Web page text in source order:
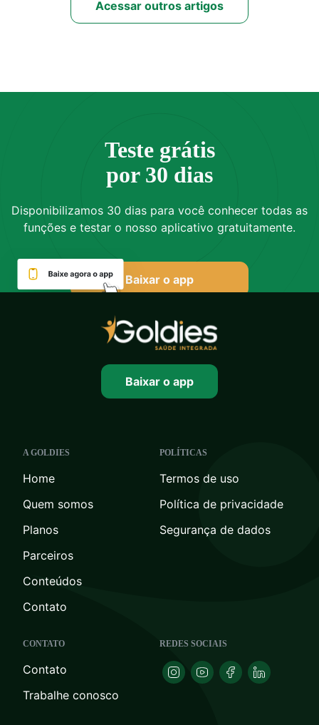
Acessar outros artigos
Teste grátis
por 30 dias
Disponibilizamos 30 dias para você conhecer todas as
funções e testar o nosso aplicativo gratuitamente.
Baixar o app
Baixar o app
A GOLDIES
Home
Quem somos
Planos
Parceiros
Conteúdos
Contato
POLÍTICAS
Termos de uso
Política de privacidade
Segurança de dados
CONTATO
Contato
Trabalhe conosco
REDES SOCIAIS